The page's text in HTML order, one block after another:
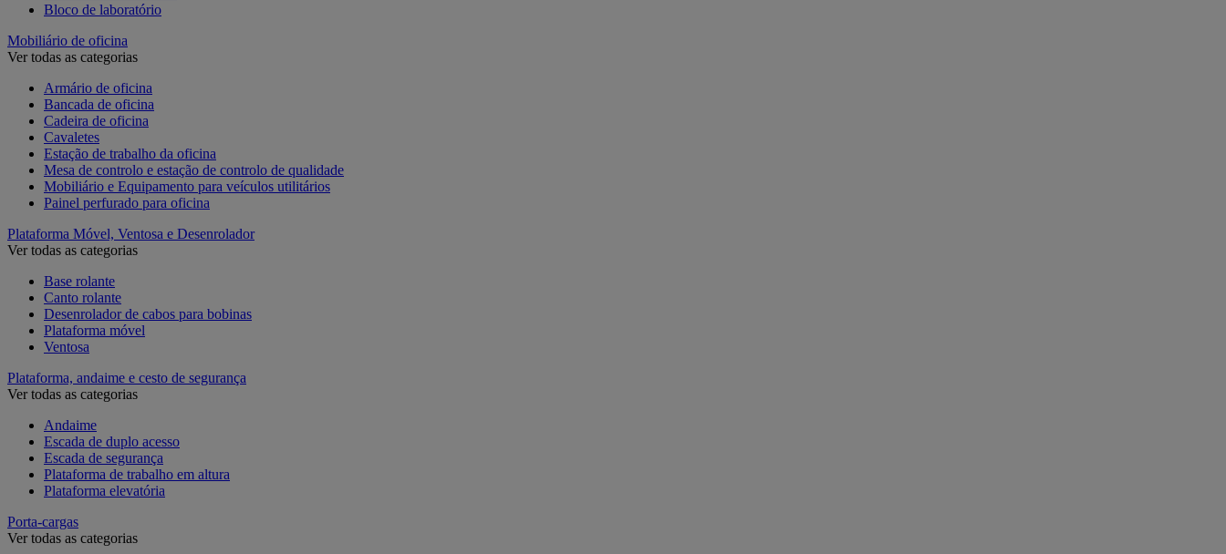
Bloco de laboratório
Mobiliário de oficina
Ver todas as categorias
Armário de oficina
Bancada de oficina
Cadeira de oficina
Cavaletes
Estação de trabalho da oficina
Mesa de controlo e estação de controlo de qualidade
Mobiliário e Equipamento para veículos utilitários
Painel perfurado para oficina
Plataforma Móvel, Ventosa e Desenrolador
Ver todas as categorias
Base rolante
Canto rolante
Desenrolador de cabos para bobinas
Plataforma móvel
Ventosa
Plataforma, andaime e cesto de segurança
Ver todas as categorias
Andaime
Escada de duplo acesso
Escada de segurança
Plataforma de trabalho em altura
Plataforma elevatória
Porta-cargas
Ver todas as categorias